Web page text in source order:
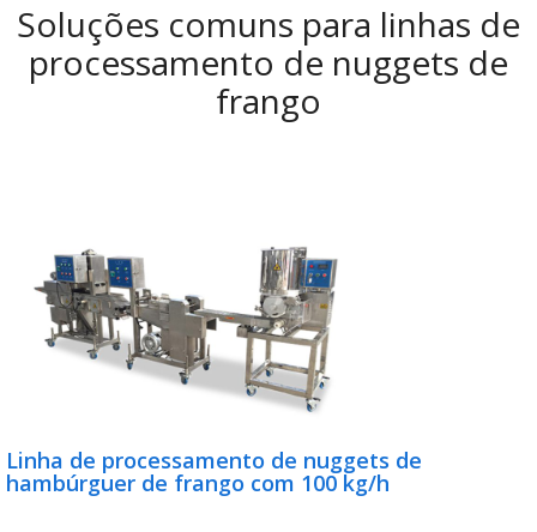
Soluções comuns para linhas de
processamento de nuggets de
frango
Linha de processamento de nuggets de
hambúrguer de frango com 100 kg/h